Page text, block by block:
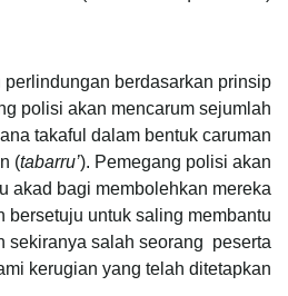
perlindungan berdasarkan prinsip
polisi akan mencarum sejumlah
takaful dalam bentuk caruman
(tabarru’). Pemegang polisi akan
akad bagi membolehkan mereka
bersetuju untuk saling membantu
sekiranya salah seorang peserta
kerugian yang telah ditetapkan.